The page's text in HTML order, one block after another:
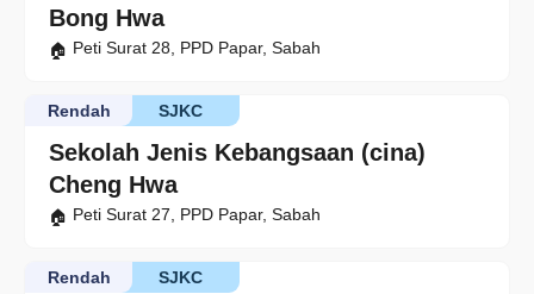
Bong Hwa
Peti Surat 28, PPD Papar, Sabah
Sekolah Jenis Kebangsaan (cina)
Cheng Hwa
SJKC
Rendah
Peti Surat 27, PPD Papar, Sabah
SJKC
Rendah